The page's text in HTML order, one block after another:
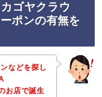
ゴヤクラウ
ポンの有無を
などを探し
お店で誕生